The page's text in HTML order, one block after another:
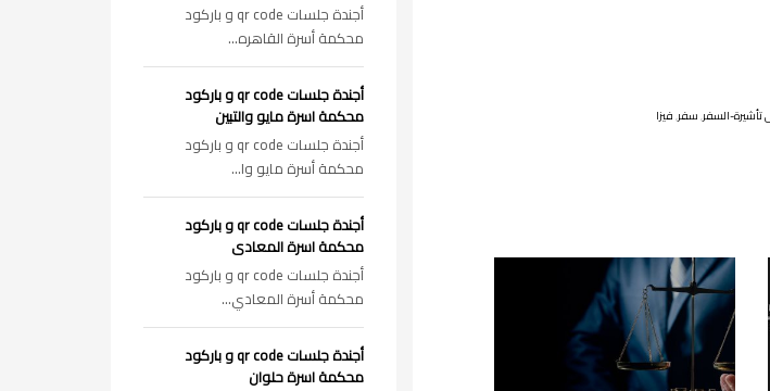
,سفر,فيزا
أجندة جلسات qr code و باركود
محكمة أسرة القاهره...
أجندة جلسات qr code و باركود
محكمة اسرة مايو والتبين
أجندة جلسات qr code و باركود
محكمة أسرة مايو وا...
أجندة جلسات qr code و باركود
محكمة اسرة المعادى
أجندة جلسات qr code و باركود
محكمة أسرة المعادي...
أجندة جلسات qr code و باركود
محكمة اسرة حلوان